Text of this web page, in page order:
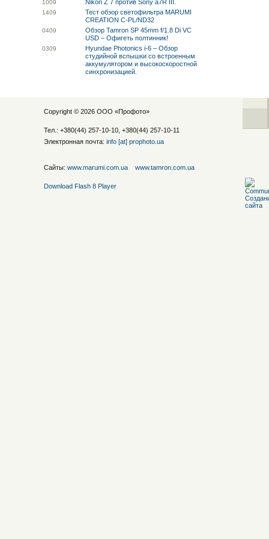
1009 Nikon Z 7 против Sony a7R III.
1409
Тест обзор светофильтра MARUMI
CREATION C-PL/ND32
0409
Обзор Tamron SP 45mm f/1.8 Di VC
USD – Офигеть полтинник!
0309
Hyundae Photonics i-6 – Обзор
студийной вспышки со встроенным
аккумулятором и высокоскоростной
синхронизацией.
Copyright © 2026 ООО «Профото»
Тел.: +380(44) 257-10-10, +380(44) 257-10-11
Электронная почта: info [at] prophoto.ua
Сайты: www.marumi.com.ua www.tamron.com.ua
Download Flash 8 Player